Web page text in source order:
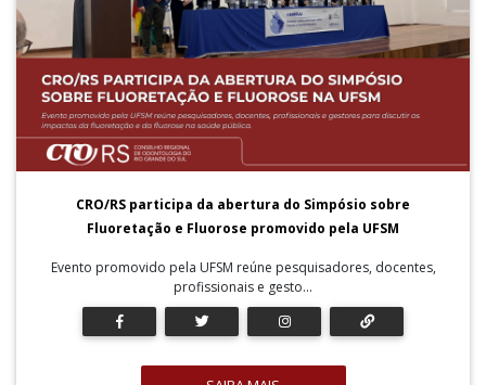
CRO/RS participa da abertura do Simpósio sobre
Fluoretação e Fluorose promovido pela UFSM
Evento promovido pela UFSM reúne pesquisadores, docentes,
profissionais e gesto...